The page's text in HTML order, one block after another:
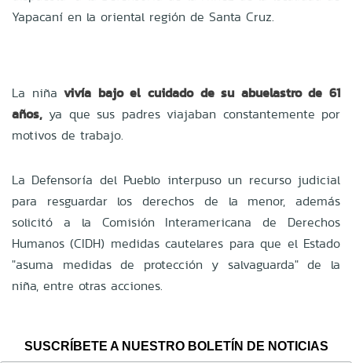
Yapacaní en la oriental región de Santa Cruz.
La niñavivía bajo el cuidado de su abuelastro de 61
años, ya que sus padres viajaban constantemente por
motivos de trabajo.
La Defensoría del Pueblo interpuso un recurso judicial
para resguardar los derechos de la menor, además
solicitó a la Comisión Interamericana de Derechos
Humanos (CIDH) medidas cautelares para que el Estado
"asuma medidas de protección y salvaguarda" de la
niña, entre otras acciones.
SUSCRÍBETE A NUESTRO BOLETÍN DE NOTICIAS